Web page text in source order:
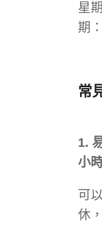
星
期
常
1.
小
可
休